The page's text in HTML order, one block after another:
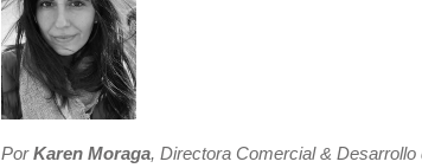
PorKaren Moraga, Directora Comercial &